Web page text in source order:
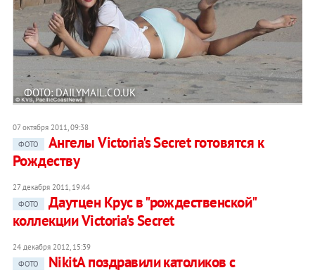
ФОТО: DAILYMAIL.CO.UK
07 октября 2011, 09:38
ФОТО
Ангелы Victoria's Secret готовятся к
Рождеству
27 декабря 2011, 19:44
ФОТО
Даутцен Крус в "рождественской"
коллекции Victoria's Secret
24 декабря 2012, 15:39
ФОТО
NikitA поздравили католиков с